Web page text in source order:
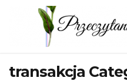
transakcja